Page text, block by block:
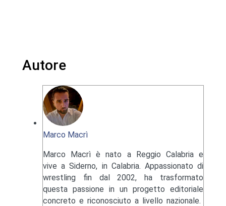
Autore
Marco Macrì
Marco Macrì è nato a Reggio Calabria e
vive a Siderno, in Calabria. Appassionato di
wrestling fin dal 2002, ha trasformato
questa passione in un progetto editoriale
concreto e riconosciuto a livello nazionale.